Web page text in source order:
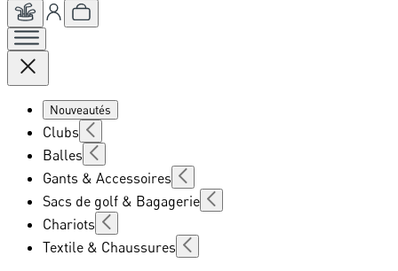
Nouveautés
Clubs
Balles
Gants & Accessoires
Sacs de golf & Bagagerie
Chariots
Textile & Chaussures